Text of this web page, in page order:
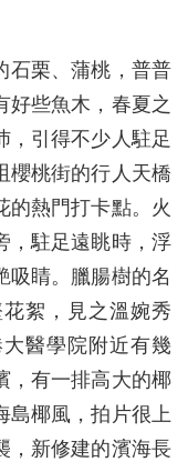
石栗、蒲桃，普普
好些魚木，春夏之
，引得不少人駐足
櫻桃街的行人天橋
的熱門打卡點。火
，駐足遠眺時，浮
吸睛。臘腸樹的名
絮，見之溫婉秀
醫學院附近有幾
，有一排高大的椰
島椰風，拍片很上
，新修建的濱海長